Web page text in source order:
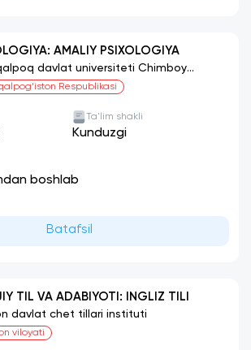
AMALIY PSIXOLOGIYA
davlat universiteti Chimboy
Respublikasi
Ta'lim shakli
Kunduzgi
boshlab
Batafsil
TIL VA ADABIYOTI: INGLIZ TILI
davlat chet tillari instituti
viloyati